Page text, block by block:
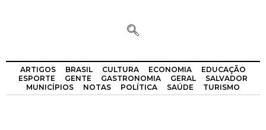
ARTIGOS BRASIL CULTURA ECONOMIA
EDUCAÇÃO
ESPORTE
GENTE GASTRONOMIA GERAL
SALVADOR
MUNICÍPIOS
NOTAS POLÍTICA SAÚDE TURISMO